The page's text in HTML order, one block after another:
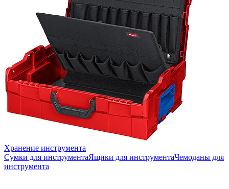
Хранение инструмента
Сумки для инструментаЯщики для инструментаЧемоданы для
инструмента